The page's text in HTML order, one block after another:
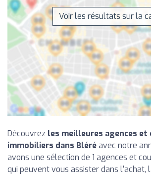
Voir les résultats sur la
Découvrez les meilleures agences et
immobiliers dans Bléréavec notre
avons une sélection de 1 agences et
qui peuvent vous assister dans l'achat,